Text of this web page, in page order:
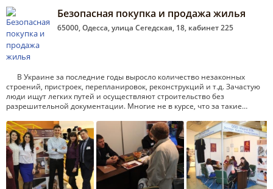
Безопасная покупка и продажа жилья
65000, Одесса, улица Сегедская, 18, кабинет 225
В Украине за последние годы выросло количество незаконных
строений, пристроек, перепланировок, реконструкций и т.д. Зачастую
люди ищут легких путей и осуществляют строительство без
разрешительной документации. Многие не в курсе, что за такие…